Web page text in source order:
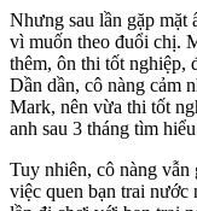
Nhưng sau lần gặp mặt
vì muốn theo đuổi chị.
thêm, ôn thi tốt nghiệp,
Dần dần, cô nàng cảm
Mark, nên vừa thi tốt
anh sau 3 tháng tìm
Tuy nhiên, cô nàng
việc quen bạn trai nước